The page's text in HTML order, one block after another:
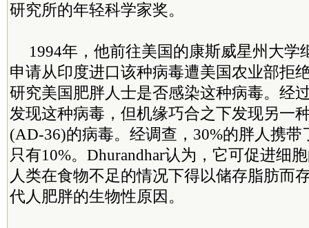
研究所的年轻科学家奖。
1994年，他前往美国的康斯威星州大学
申请从印度进口该种病毒遭美国农业部拒
研究美国肥胖人士是否感染这种病毒。经
发现这种病毒，但机缘巧合之下发现另一
(AD-36)的病毒。经调查，30%的胖人携
只有10%。Dhurandhar认为，它可促进细
人类在食物不足的情况下得以储存脂肪而
代人肥胖的生物性原因。